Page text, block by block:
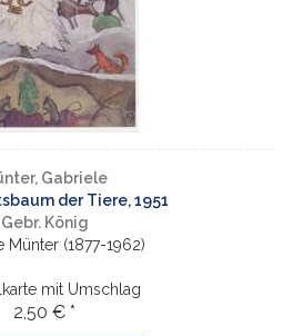
Gabriele
der Tiere, 1951
Gebr. König
Münter (1877-1962)
mit Umschlag
2,50 € *